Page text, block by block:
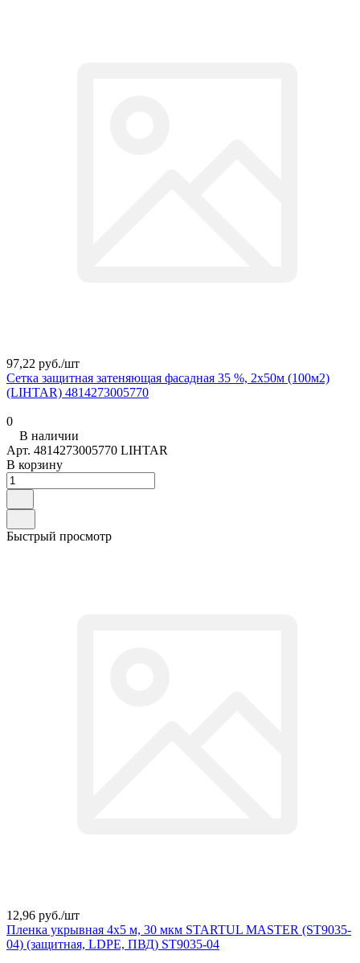
97,22 руб./шт
Сетка защитная затеняющая фасадная 35 %, 2х50м (100м2)
(LIHTAR) 4814273005770
0
В наличии
Арт. 4814273005770 LIHTAR
В корзину
Быстрый просмотр
12,96 руб./шт
Пленка укрывная 4x5 м, 30 мкм STARTUL MASTER (ST9035-
04) (защитная, LDPE, ПВД) ST9035-04